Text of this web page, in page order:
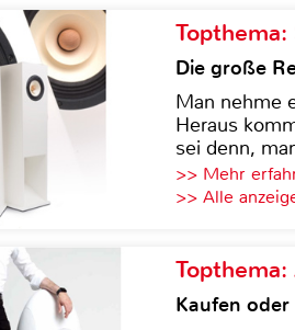
Die große
Man nehme
Heraus
sei denn,
>> Mehr
>> Alle
Kaufen oder